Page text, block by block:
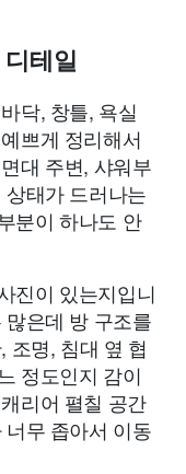
테일
닥, 창틀, 욕실
쁘게 정리해서
대 주변, 샤워부
태가 드러나는
분이 하나도 안
진이 있는지입니
은데 방 구조를
조명, 침대 옆 협
정도인지 감이
리어 펼칠 공간
무 좁아서 이동